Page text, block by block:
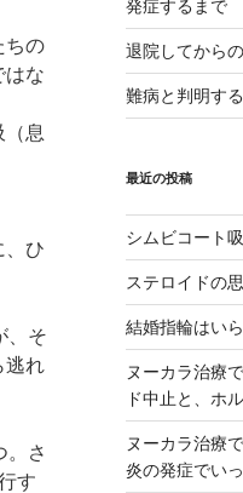
ちの
はな
息
、ひ
、そ
逃れ
。さ
す
発症するまで
退院してから
難病と判明す
最近の投稿
シムビコート
ステロイドの
結婚指輪はい
ヌーカラ治療
ド中止と、ホ
ヌーカラ治療
炎の発症でい